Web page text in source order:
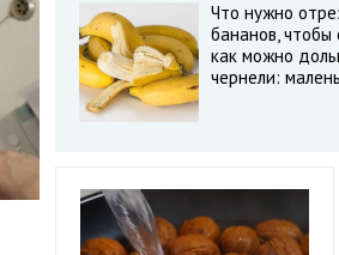
Что нужно
бананов, чтобы
как можно
чернели: